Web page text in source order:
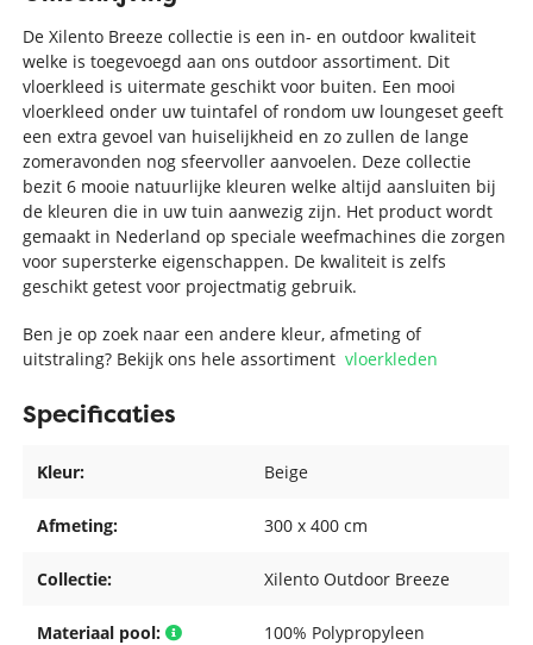
De Xilento Breeze collectie is een in- en outdoor kwaliteit
welke is toegevoegd aan ons outdoor assortiment. Dit
vloerkleed is uitermate geschikt voor buiten. Een mooi
vloerkleed onder uw tuintafel of rondom uw loungeset geeft
een extra gevoel van huiselijkheid en zo zullen de lange
zomeravonden nog sfeervoller aanvoelen. Deze collectie
bezit 6 mooie natuurlijke kleuren welke altijd aansluiten bij
de kleuren die in uw tuin aanwezig zijn. Het product wordt
gemaakt in Nederland op speciale weefmachines die zorgen
voor supersterke eigenschappen. De kwaliteit is zelfs
geschikt getest voor projectmatig gebruik.
Ben je op zoek naar een andere kleur, afmeting of
uitstraling? Bekijk ons hele assortimentvloerkleden
Specificaties
Kleur: Beige
Afmeting: 300 x 400 cm
Collectie: Xilento Outdoor Breeze
Materiaal pool: 100% Polypropyleen